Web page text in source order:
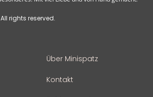
rights reserved.
Über Minispatz
Kontakt